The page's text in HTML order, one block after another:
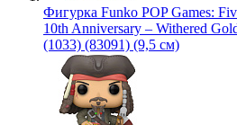
Фигурка Funko POP Games:
10th Anniversary – Withered
(1033) (83091) (9,5 см)